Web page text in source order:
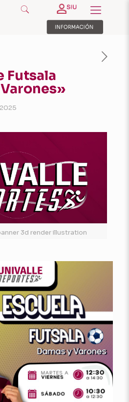
Futsala
3d render illustration